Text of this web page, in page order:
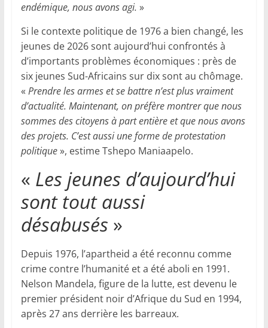
endémique, nous avons agi. »
Si le contexte politique de 1976 a bien changé, les
jeunes de 2026 sont aujourd’hui confrontés à
d’importants problèmes économiques : près de
six jeunes Sud-Africains sur dix sont au chômage.
« Prendre les armes et se battre n’est plus vraiment
d’actualité. Maintenant, on préfère montrer que nous
sommes des citoyens à part entière et que nous avons
des projets. C’est aussi une forme de protestation
politique», estime Tshepo Maniaapelo.
« Les jeunes d’aujourd’hui
sont tout aussi
désabusés »
Depuis 1976, l’apartheid a été reconnu comme
crime contre l’humanité et a été aboli en 1991.
Nelson Mandela, figure de la lutte, est devenu le
premier président noir d’Afrique du Sud en 1994,
après 27 ans derrière les barreaux.